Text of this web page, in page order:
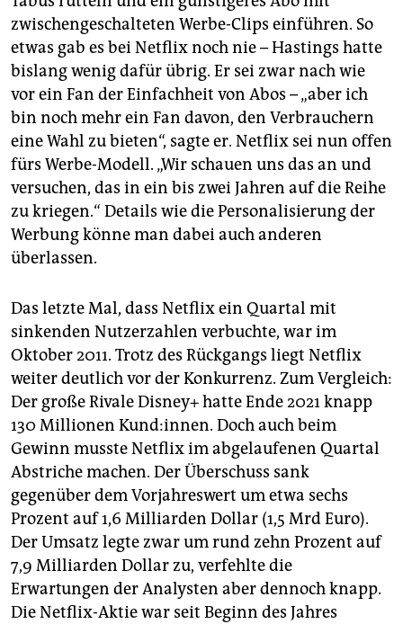
zwischengeschalteten Werbe-Clips einführen. So
etwas gab es bei Netflix noch nie – Hastings hatte
bislang wenig dafür übrig. Er sei zwar nach wie
vor ein Fan der Einfachheit von Abos – „aber ich
bin noch mehr ein Fan davon, den Verbrauchern
eine Wahl zu bieten“, sagte er. Netflix sei nun offen
fürs Werbe-Modell. „Wir schauen uns das an und
versuchen, das in ein bis zwei Jahren auf die Reihe
zu kriegen.“ Details wie die Personalisierung der
Werbung könne man dabei auch anderen
überlassen.
Das letzte Mal, dass Netflix ein Quartal mit
sinkenden Nutzerzahlen verbuchte, war im
Oktober 2011. Trotz des Rückgangs liegt Netflix
weiter deutlich vor der Konkurrenz. Zum Vergleich:
Der große Rivale Disney+ hatte Ende 2021 knapp
130 Millionen Kund:innen. Doch auch beim
Gewinn musste Netflix im abgelaufenen Quartal
Abstriche machen. Der Überschuss sank
gegenüber dem Vorjahreswert um etwa sechs
Prozent auf 1,6 Milliarden Dollar (1,5 Mrd Euro).
Der Umsatz legte zwar um rund zehn Prozent auf
7,9 Milliarden Dollar zu, verfehlte die
Erwartungen der Analysten aber dennoch knapp.
Die Netflix-Aktie war seit Beginn des Jahres